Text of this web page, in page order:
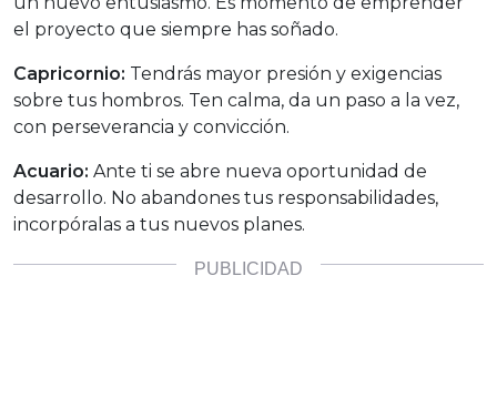
el proyecto que siempre has soñado.
Capricornio: Tendrás mayor presión y exigencias
sobre tus hombros. Ten calma, da un paso a la vez,
con perseverancia y convicción.
Acuario: Ante ti se abre nueva oportunidad de
desarrollo. No abandones tus responsabilidades,
incorpóralas a tus nuevos planes.